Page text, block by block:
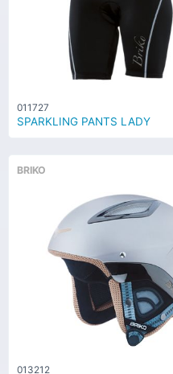
011727
SPARKLING PANTS LADY
BRIKO
013212